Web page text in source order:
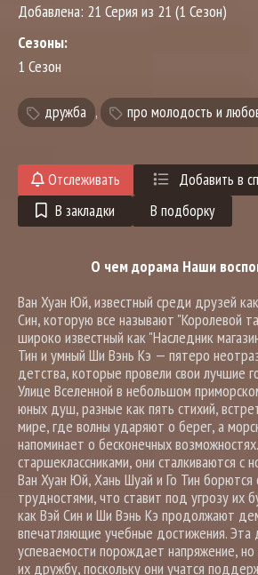
Добавлена: 21 Серия из 21 (1 Сезон)
Сезоны:
1 Сезон
дружба , про молодость и
Отслеживать
Добавить в
В закладки
В подборку
О чем дорама Наши
Ван Хуан Юй, известный среди друзей
Син, которую все называют "Королевой
широко известный как "Наследник
Тин и умный Ши Вэнь Кэ — пятеро
детства, которые провели свои лучшие
Улице Вселенной в небольшом
юных душ, разные как пять стихий,
мире, где волны ударяют о берег, а
напоминает о бесконечных
старшеклассниками, они сталкиваются с
Ван Хуан Юй, Хань Шуай и Го Тин борются
трудностями, что ставит под угрозу их
как Вэй Син и Ши Вэнь Кэ продолжают
впечатляющие учебные достижения. Эта
успеваемости порождает напряжение,
их дружбу, поскольку они учатся